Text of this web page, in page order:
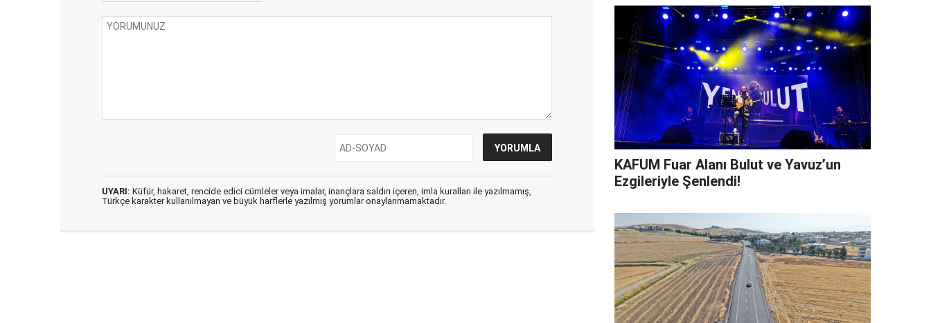
UYARI: Küfür, hakaret, rencide edici cümleler veya imalar, inançlara saldırı içeren, imla kuralları ile yazılmamış,
Türkçe karakter kullanılmayan ve büyük harflerle yazılmış yorumlar onaylanmamaktadır.
KAFUM Fuar Alanı Bulut ve Yavuz’un
Ezgileriyle Şenlendi!